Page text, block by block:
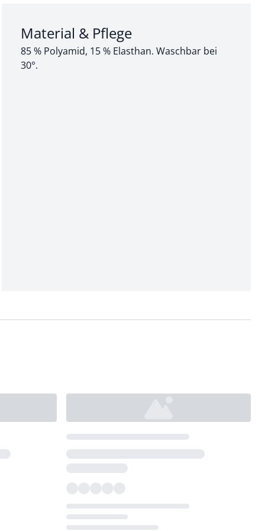
Abschnitt 3 von 3:
Material & Pflege
85 % Polyamid, 15 % Elasthan. Waschbar bei
30°.